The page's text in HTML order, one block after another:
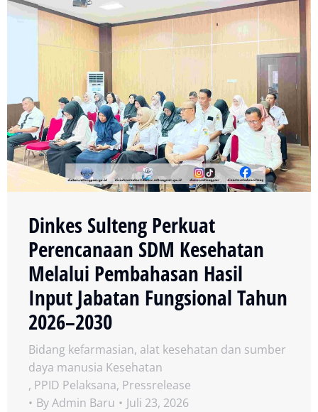
Dinkes Sulteng Perkuat
Perencanaan SDM Kesehatan
Melalui Pembahasan Hasil
Input Jabatan Fungsional Tahun
2026–2030
Bidang kefarmasian, alat kesehatan dan sumber
daya manusia Kesehatan
, PPID Pelaksana, Pressrelease
ByAdmin Baru
Juli 23, 2026